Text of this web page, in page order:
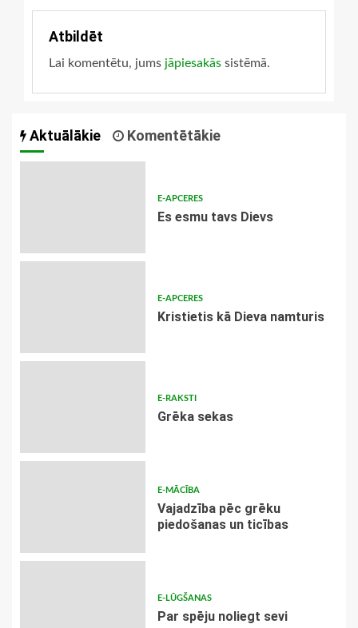
Atbildēt
Lai komentētu, jums jāpiesakās sistēmā.
Aktuālākie Komentētākie
E-APCERES
Es esmu tavs Dievs
E-APCERES
Kristietis kā Dieva namturis
E-RAKSTI
Grēka sekas
E-MĀCĪBA
Vajadzība pēc grēku
piedošanas un ticības
E-LŪGŠANAS
Par spēju noliegt sevi